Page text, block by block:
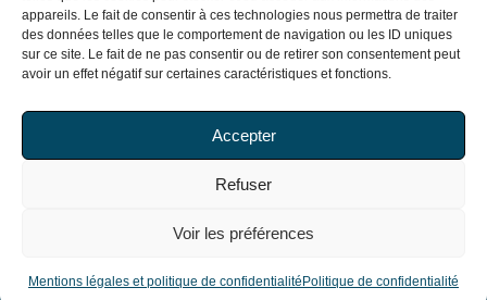
appareils. Le fait de consentir à ces technologies nous permettra de traiter
des données telles que le comportement de navigation ou les ID uniques
sur ce site. Le fait de ne pas consentir ou de retirer son consentement peut
avoir un effet négatif sur certaines caractéristiques et fonctions.
Accepter
Refuser
Voir les préférences
Mentions légales et politique de confidentialité Politique de confidentialité
Ne manquez pas nos actualités juridiques.
En soumettant ce formulaire, j’accepte que mes
informations soient utilisées exclusivement dans le cadre
de ma demande, conformément à la
© Copyright 2026 Seban Avocats. Tous droits réservés
Mentions légales et politique de confidentialité